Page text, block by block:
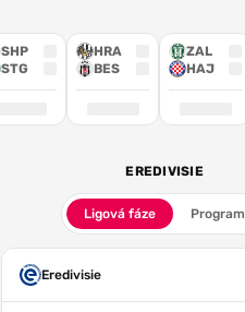
SHP
STG
HRA
BES
ZAL
HAJ
EREDIVISIE
Ligová fáze Program
Eredivisie